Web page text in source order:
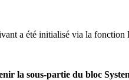
a été initialisé via la
la sous-partie du bloc